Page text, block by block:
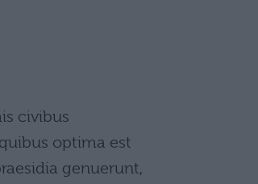
civibus
optima est
genuerunt,